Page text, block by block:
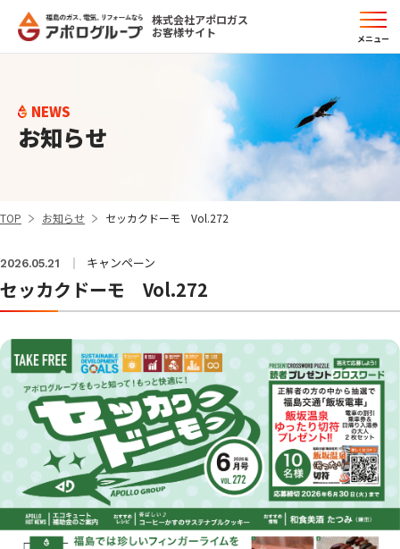
株式会社アポロガス
お客様サイト
メニュー
NEWS
お知らせ
TOP お知らせ セッカクドーモ Vol.272
2026.05.21 キャンペーン
セッカクドーモ Vol.272